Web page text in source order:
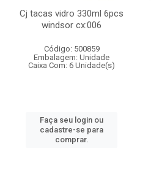
Cj tacas vidro 330ml 6pcs
windsor cx:006
Código: 500859
Embalagem: Unidade
Caixa Com: 6 Unidade(s)
Faça seu login ou
cadastre-se para
comprar.